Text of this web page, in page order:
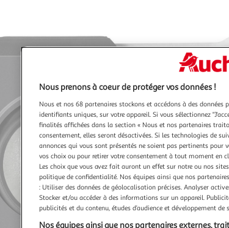
Nous prenons à coeur de protéger vos données !
Nous et nos 68 partenaires stockons et accédons à des données
identifiants uniques, sur votre appareil. Si vous sélectionnez
finalités affichées dans la section « Nous et nos partenaires
consentement, elles seront désactivées. Si les technologies de
annonces qui vous sont présentés ne soient pas pertinents pour
vos choix ou pour retirer votre consentement à tout moment en
Les choix que vous avez fait auront un effet sur notre ou nos
politique de confidentialité. Nos équipes ainsi que nos
: Utiliser des données de géolocalisation précises. Analyser
Stocker et/ou accéder à des informations sur un appareil.
publicités et du contenu, études d’audience et développement de
Nos équipes ainsi que nos partenaires externes,